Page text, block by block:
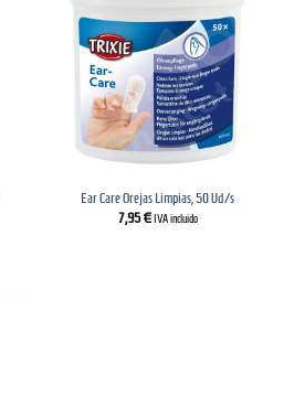
Ear Care Orejas Limpias, 50 Ud/s
7,95€ IVA incluido